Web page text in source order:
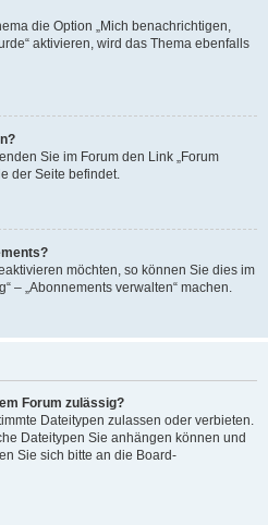
die Option „Mich benachrichtigen,
aktivieren, wird das Thema ebenfalls
Sie im Forum den Link „Forum
der Seite befindet.
möchten, so können Sie dies im
– „Abonnements verwalten“ machen.
Forum zulässig?
Dateitypen zulassen oder verbieten.
Dateitypen Sie anhängen können und
Sie sich bitte an die Board-